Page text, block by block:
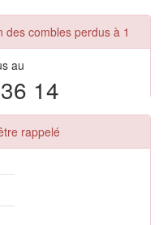
des combles perdus à 1
au
14
rappelé